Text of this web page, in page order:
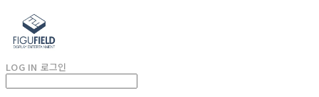
LOG IN 로그인